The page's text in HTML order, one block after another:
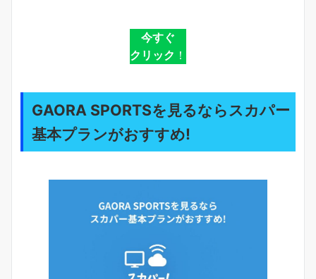
今すぐ
クリック ！
GAORA SPORTSを見るならスカパー
基本プランがおすすめ!